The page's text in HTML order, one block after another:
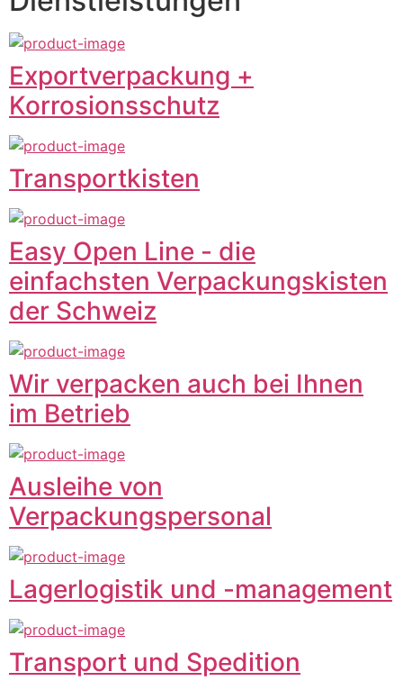
Exportverpackung +
Korrosionsschutz
Transportkisten
Easy Open Line - die
einfachsten Verpackungskisten
der Schweiz
Wir verpacken auch bei Ihnen
im Betrieb
Ausleihe von
Verpackungspersonal
Lagerlogistik und -management
Transport und Spedition